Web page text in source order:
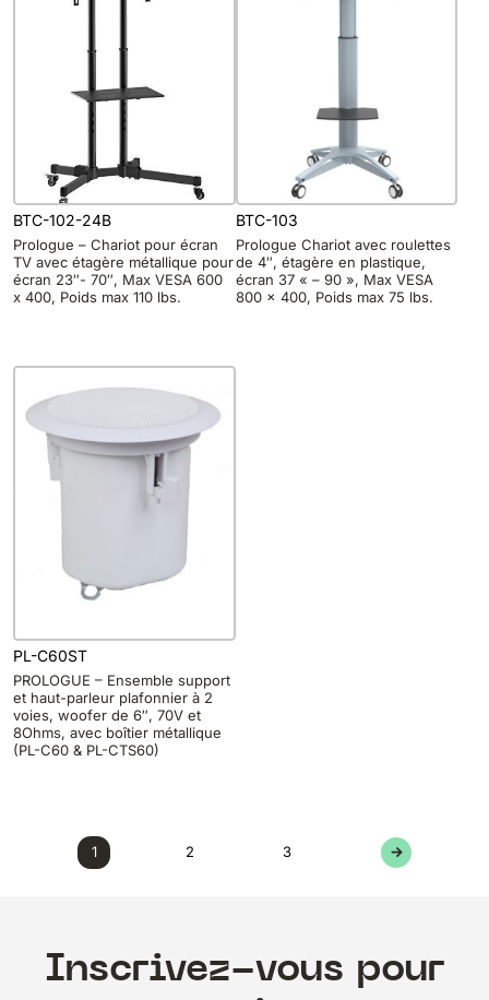
BTC-102-24B
Prologue – Chariot pour écran
TV avec étagère métallique pour
écran 23″- 70″, Max VESA 600
x 400, Poids max 110 lbs.
BTC-103
Prologue Chariot avec roulettes
de 4″, étagère en plastique,
écran 37 « – 90 », Max VESA
800 x 400, Poids max 75 lbs.
PL-C60ST
PROLOGUE – Ensemble support
et haut-parleur plafonnier à 2
voies, woofer de 6″, 70V et
8Ohms, avec boîtier métallique
(PL-C60 & PL-CTS60)
1 2 3 →
Inscrivez-vous pour